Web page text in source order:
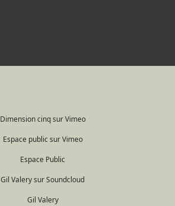
Dimension cinq sur Vimeo
Espace public sur Vimeo
Espace Public
Gil Valery sur Soundcloud
Gil Valery